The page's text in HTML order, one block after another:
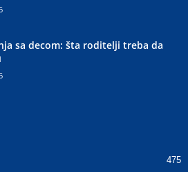
sa decom: šta roditelji treba da
475